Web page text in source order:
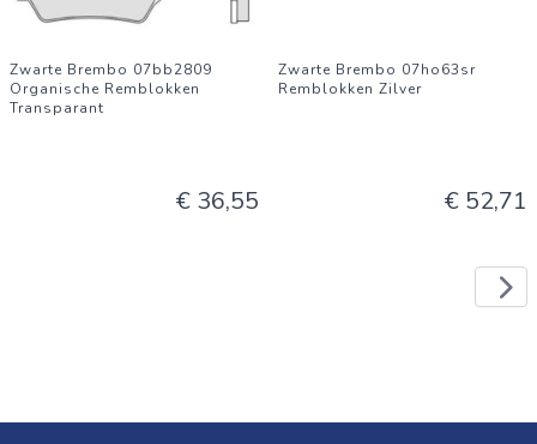
Zwarte Brembo 07bb2809
Organische Remblokken
Transparant
€ 36,55
Zwarte Brembo 07ho63sr
Remblokken Zilver
€ 52,71